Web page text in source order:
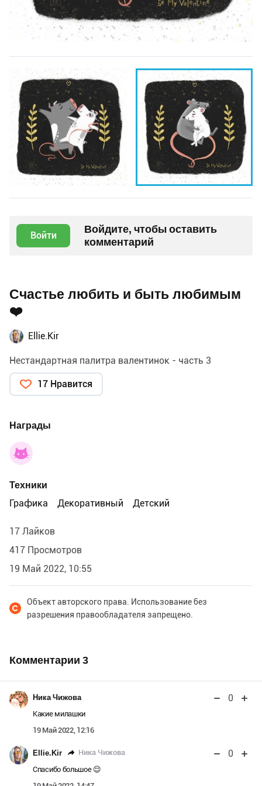
Войти
Войдите, чтобы оставить
комментарий
Счастье любить и быть любимым
❤️
Ellie.Kir
Нестандартная палитра валентинок - часть 3
17 Нравится
Награды
Техники
Графика
Декоративный Детский
17 Лайков
417 Просмотров
19 Май 2022, 10:55
Объект авторского права. Использование без
разрешения правообладателя запрещено.
Комментарии 3
Ника Чижова 0
Какие милашки
19 Май 2022, 12:16
Ellie.Kir Ника Чижова 0
Спасибо большое 😌